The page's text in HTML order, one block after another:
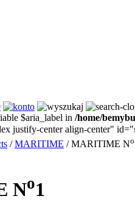
$aria_label in /home/
justify-center align-center"
/MARITIME /MARITIME No
No1